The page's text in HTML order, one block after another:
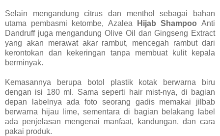
Selain mengandung citrus dan menthol sebagai bahan
utama pembasmi ketombe, Azalea
Hijab Shampoo Anti
Dandruff juga mengandung Olive Oil dan Gingseng Extract
yang akan merawat akar rambut, mencegah rambut dari
kerontokan dan kekeringan tanpa membuat kulit kepala
berminyak.
Kemasannya berupa botol plastik kotak berwarna biru
dengan isi 180 ml. Sama seperti hair mist-nya, di bagian
depan labelnya ada foto seorang gadis memakai jilbab
berwarna hijau lime, sementara di bagian belakang label
ada penjelasan mengenai manfaat, kandungan, dan cara
pakai produk.